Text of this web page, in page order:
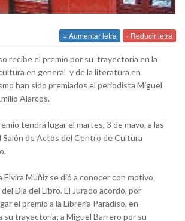
+ Aumentar letra - Reducir letra
recibe el premio por su trayectoria en la
en general y de la literatura en
han sido premiados el periodista Miguel
Alarcos.
tendrá lugar el martes, 3 de mayo, a las
Salón de Actos del Centro de Cultura
Elvira Muñiz se dió a conocer con motivo
Día del Libro. El Jurado acordó, por
el premio a la Librería Paradiso, en
su trayectoria; a Miguel Barrero por su